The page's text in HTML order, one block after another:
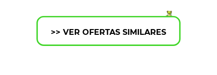
>> VER OFERTAS SIMILARES